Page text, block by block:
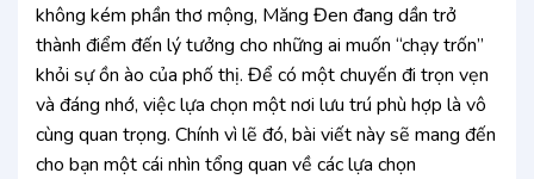
không kém phần thơ mộng, Măng Đen đang dần trở
thành điểm đến lý tưởng cho những ai muốn “chạy trốn”
khỏi sự ồn ào của phố thị. Để có một chuyến đi trọn vẹn
và đáng nhớ, việc lựa chọn một nơi lưu trú phù hợp là vô
cùng quan trọng. Chính vì lẽ đó, bài viết này sẽ mang đến
cho bạn một cái nhìn tổng quan về các lựa chọn